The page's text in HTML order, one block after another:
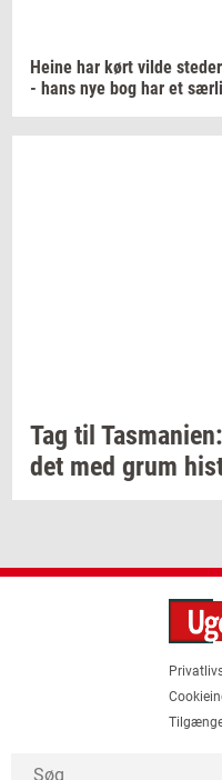
Heine har kørt vilde ste­der
- hans nye bog har et
Tag til Tas­ma­ni­en:
det med grum